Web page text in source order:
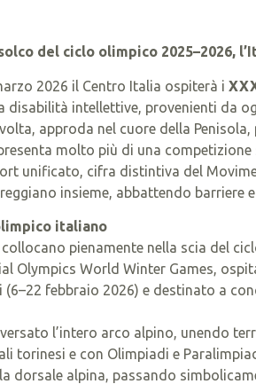
del ciclo olimpico 2025–2026,
2026 il Centro Italia ospiterà i
disabilità intellettive, provenienti da
approda nel cuore della
molto più di una
unificato, cifra distintiva del
insieme, abbattendo barriere
italiano
pienamente nella scia del
Olympics World Winter Games,
febbraio 2026) e destinato a
l’intero arco alpino, unendo
torinesi e con Olimpiadi e
dorsale alpina, passando